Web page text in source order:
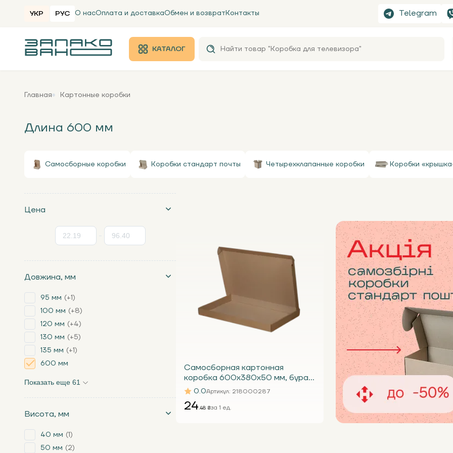
УКР РУС О насОплата и доставкаОбмен и возвратКонтакты Telegram
КАТАЛОГ
Главная Картонные коробки
Длина 600 мм
Самосборные коробки Коробки стандарт почты Четырехклапанные коробки Коробки
Цена
-
Довжина, мм
95 мм
+1
100 мм
+8
120 мм
+4
130 мм
+5
135 мм
+1
600 мм
Показать еще 61
Висота, мм
40 мм
1
50 мм
2
Самосборная картонная
коробка 600х380х50 мм, бурая
Т23 Е под часы
0.0Артикул: 218000287
24.48 ₴за 1 ед.